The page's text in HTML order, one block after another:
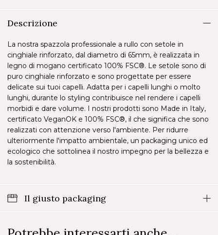
Descrizione
La nostra spazzola professionale a rullo con setole in
cinghiale rinforzato, dal diametro di 65mm, è realizzata in
legno di mogano certificato 100% FSC®. Le setole sono di
puro cinghiale rinforzato e sono progettate per essere
delicate sui tuoi capelli. Adatta per i capelli lunghi o molto
lunghi, durante lo styling contribuisce nel rendere i capelli
morbidi e dare volume. I nostri prodotti sono Made in Italy,
certificato VeganOK e 100% FSC®, il che significa che sono
realizzati con attenzione verso l'ambiente. Per ridurre
ulteriormente l'impatto ambientale, un packaging unico ed
ecologico che sottolinea il nostro impegno per la bellezza e
la sostenibilità.
Il giusto packaging